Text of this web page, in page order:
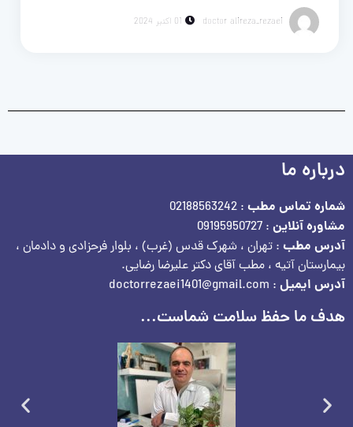
doctor alireza_rezaei 01 اکتبر 2024
درباره ما
شماره تماس مطب : 02188563242
مشاوره آنلاین : 09195950727
آدرس مطب : تهران ، شهرک قدس (غرب) ، بلوار فرحزادی و دادمان ،
بیمارستان آتیه ، مطب آقای دکتر علیرضا رضایی.
آدرس ایمیل : doctorrezaei1401@gmail.com
هدف ما حفظ سلامت شماست...